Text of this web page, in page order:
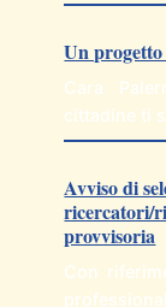
Un
Cara
cittadine ti
Avviso di
ricercatori/
provvisoria
Con